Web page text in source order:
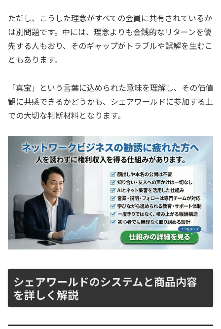
ただし、こうした理念がすべての会員に共有されているか
は別問題です。中には、理念よりも金銭的なリターンを優
先する人もおり、そのギャップがトラブルや誤解を生むこ
ともあります。
「真宝」という言葉に込められた意味を理解し、その価値
観に共感できるかどうかも、シェアワールドに参加する上
での大切な判断材料となります。
シェアワールドのシステムと商品内容
を詳しく解説